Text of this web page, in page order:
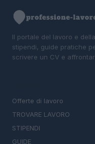
Il portale del lavoro e
stipendi, guide pratiche
scrivere un CV e
Offerte di lavoro
TROVARE LAVORO
STIPENDI
GUIDE